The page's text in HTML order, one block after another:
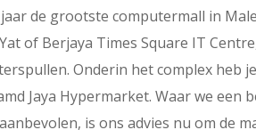
de grootste computermall in
of Berjaya Times Square IT
Onderin het complex heb
Jaya Hypermarket. Waar we een
is ons advies nu om de